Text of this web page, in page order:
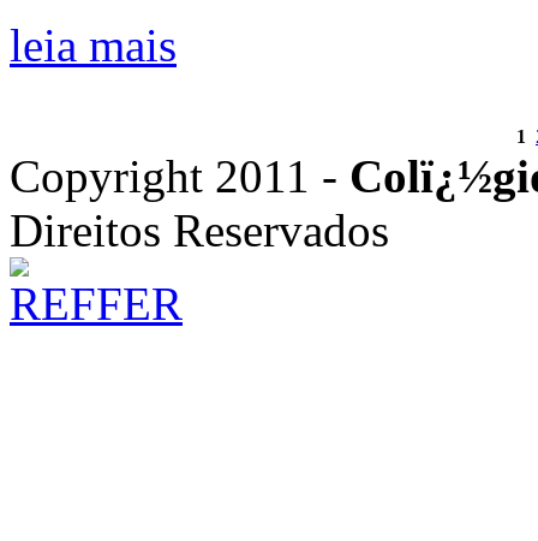
leia mais
1
Copyright 2011 -
Direitos Reservados